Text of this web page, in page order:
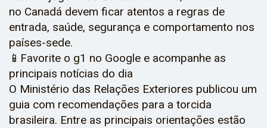
no Canadá devem ficar atentos a regras de
entrada, saúde, segurança e comportamento nos
países-sede.
📱Favorite o g1 no Google e acompanhe as
principais notícias do dia
O Ministério das Relações Exteriores publicou um
guia com recomendações para a torcida
brasileira. Entre as principais orientações estão